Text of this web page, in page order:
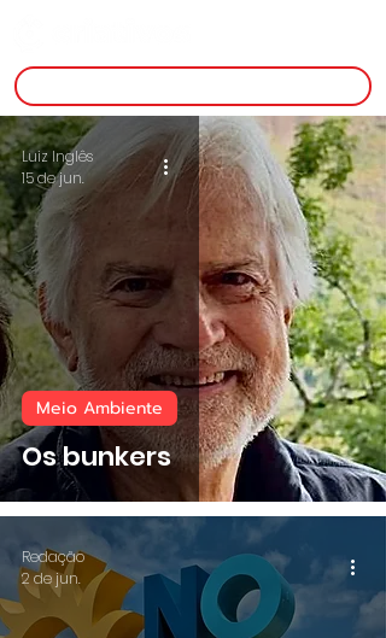
Os bunkers
Meio Ambiente
Luiz Inglês
15 de jun.
Redação
2 de jun.